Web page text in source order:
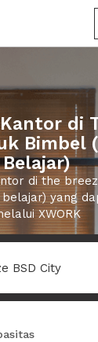
di
Bimbel
Belajar)
di the
yang
XWORK